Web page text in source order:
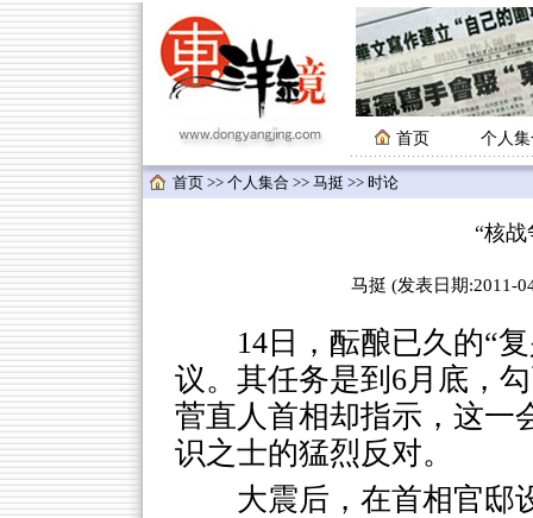
首页 个人
首页 >> 个人集合 >> 马挺 >> 时论
“核
马挺 (发表日期:2011-
14日，酝酿已久的“复
议。其任务是到6月底，
菅直人首相却指示，这一
识之士的猛烈反对。
大震后，在首相官邸